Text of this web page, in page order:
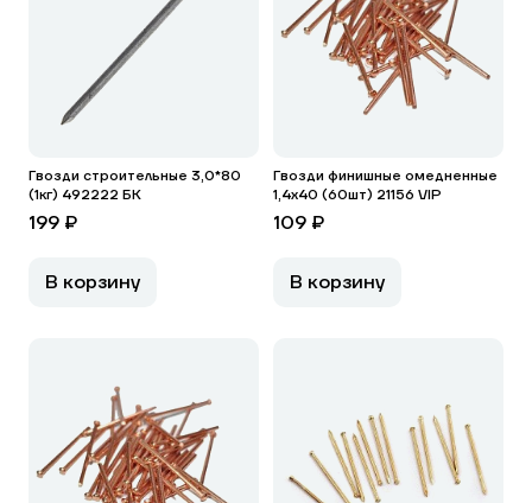
Гвозди строительные 3,0*80
(1кг) 492222 БК
199 ₽
В корзину
Гвозди финишные омедненные
1,4х40 (60шт) 21156 VIP
109 ₽
В корзину